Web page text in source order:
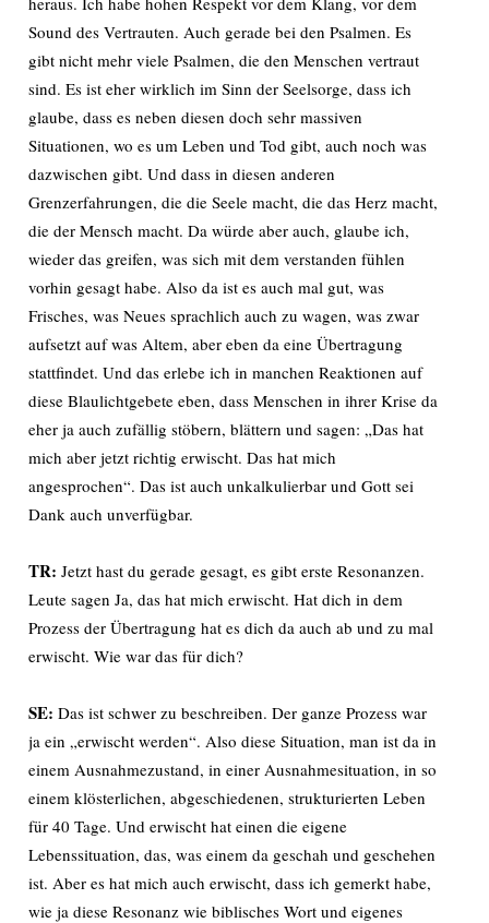
Sound des Vertrauten. Auch gerade bei den Psalmen. Es
gibt nicht mehr viele Psalmen, die den Menschen vertraut
sind. Es ist eher wirklich im Sinn der Seelsorge, dass ich
glaube, dass es neben diesen doch sehr massiven
Situationen, wo es um Leben und Tod gibt, auch noch was
dazwischen gibt. Und dass in diesen anderen
Grenzerfahrungen, die die Seele macht, die das Herz macht,
die der Mensch macht. Da würde aber auch, glaube ich,
wieder das greifen, was sich mit dem verstanden fühlen
vorhin gesagt habe. Also da ist es auch mal gut, was
Frisches, was Neues sprachlich auch zu wagen, was zwar
aufsetzt auf was Altem, aber eben da eine Übertragung
stattfindet. Und das erlebe ich in manchen Reaktionen auf
diese Blaulichtgebete eben, dass Menschen in ihrer Krise da
eher ja auch zufällig stöbern, blättern und sagen: „Das hat
mich aber jetzt richtig erwischt. Das hat mich
angesprochen“. Das ist auch unkalkulierbar und Gott sei
Dank auch unverfügbar.
TR: Jetzt hast du gerade gesagt, es gibt erste Resonanzen.
Leute sagen Ja, das hat mich erwischt. Hat dich in dem
Prozess der Übertragung hat es dich da auch ab und zu mal
erwischt. Wie war das für dich?
SE: Das ist schwer zu beschreiben. Der ganze Prozess war
ja ein „erwischt werden“. Also diese Situation, man ist da in
einem Ausnahmezustand, in einer Ausnahmesituation, in so
einem klösterlichen, abgeschiedenen, strukturierten Leben
für 40 Tage. Und erwischt hat einen die eigene
Lebenssituation, das, was einem da geschah und geschehen
ist. Aber es hat mich auch erwischt, dass ich gemerkt habe,
wie ja diese Resonanz wie biblisches Wort und eigenes